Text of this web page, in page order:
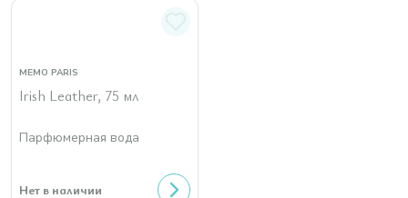
MEMO PARIS
Irish Leather, 75 мл
Парфюмерная вода
Нет в наличии